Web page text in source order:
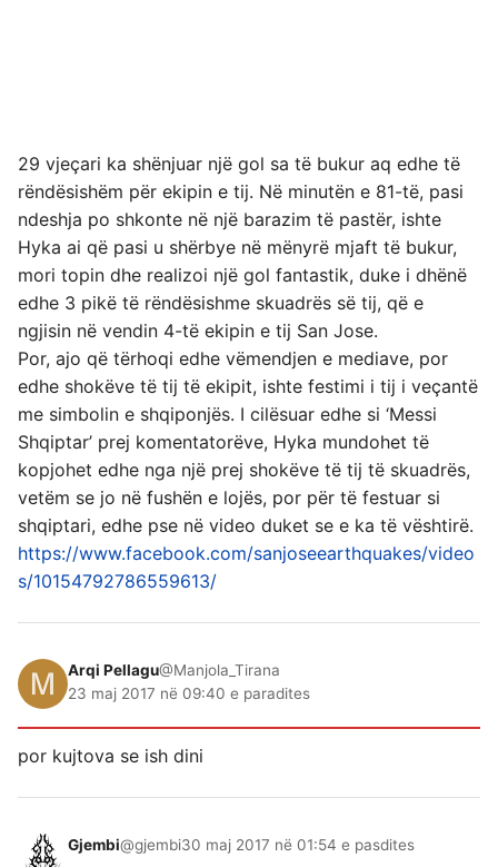
29 vjeçari ka shënjuar një gol sa të bukur aq edhe të
rëndësishëm për ekipin e tij. Në minutën e 81-të, pasi
ndeshja po shkonte në një barazim të pastër, ishte
Hyka ai që pasi u shërbye në mënyrë mjaft të bukur,
mori topin dhe realizoi një gol fantastik, duke i dhënë
edhe 3 pikë të rëndësishme skuadrës së tij, që e
ngjisin në vendin 4-të ekipin e tij San Jose.
Por, ajo që tërhoqi edhe vëmendjen e mediave, por
edhe shokëve të tij të ekipit, ishte festimi i tij i veçantë
me simbolin e shqiponjës. I cilësuar edhe si ‘Messi
Shqiptar’ prej komentatorëve, Hyka mundohet të
kopjohet edhe nga një prej shokëve të tij të skuadrës,
vetëm se jo në fushën e lojës, por për të festuar si
shqiptari, edhe pse në video duket se e ka të vështirë.
https://www.facebook.com/sanjoseearthquakes/video
s/10154792786559613/
Arqi Pellagu@Manjola_Tirana
23 maj 2017 në 09:40 e paradites
por kujtova se ish dini
Gjembi@gjembi30 maj 2017 në 01:54 e pasdites